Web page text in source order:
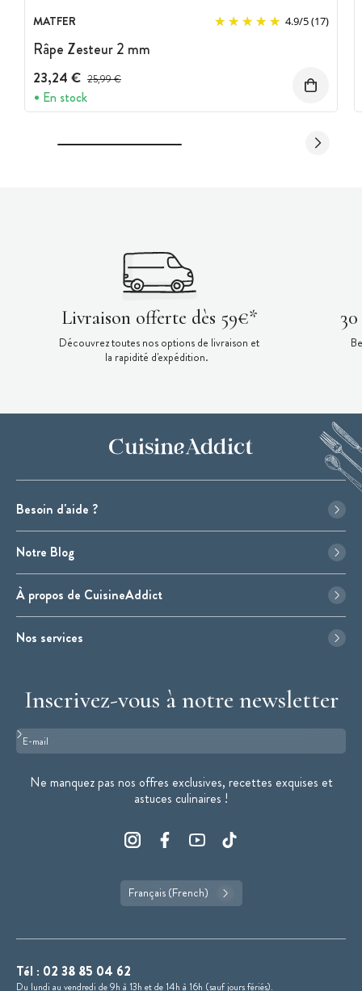
MATFER 4.9/5(17)
Râpe Zesteur 2 mm
23,24 € Prix avant réduction :
25,99 €
En stock
Livraison offerte dès 59€*
Découvrez toutes nos options de livraison et
la rapidité d'expédition.
Besoin d'aide ?
Notre Blog
À propos de CuisineAddict
Nos services
Inscrivez-vous à notre newsletter
Format : adresse@email.com
Ne manquez pas nos offres exclusives, recettes exquises et
astuces culinaires !
Français (French)
Tél : 02 38 85 04 62
Du lundi au vendredi de 9h à 13h et de 14h à 16h (sauf jours fériés).